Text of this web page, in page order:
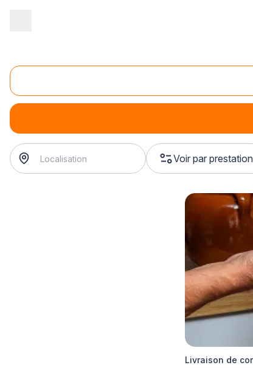
Vente d'essence sans plomb 98
Vente d'essence sans plomb 98
Voir par prestation
Livraison de